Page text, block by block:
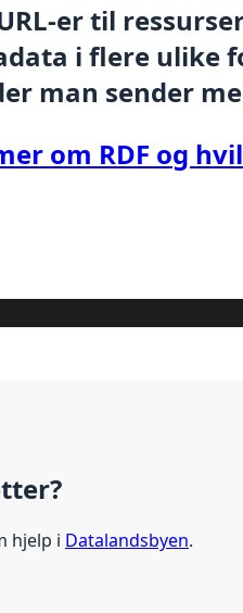
er til
i flere ulike
man sender
om RDF og
hjelp i Datalandsbyen.